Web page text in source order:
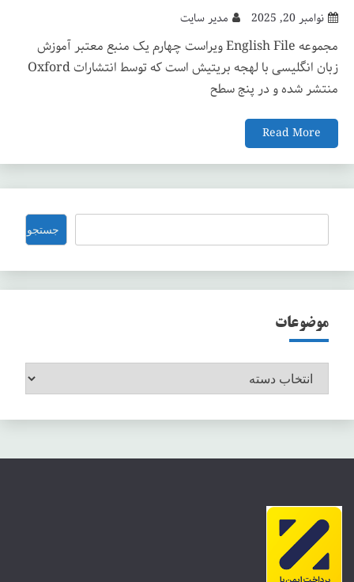
نوامبر 20, 2025 مدیر سایت
مجموعه English File ویراست چهارم یک منبع معتبر آموزش
زبان انگلیسی با لهجه بریتیش است که توسط انتشارات Oxford
منتشر شده و در پنج سطح
Read More
جستجو جستجو
موضوعات
موضوعات